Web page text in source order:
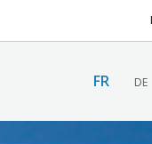
FR DE